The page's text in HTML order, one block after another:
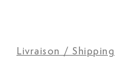
Livraison / Shipping